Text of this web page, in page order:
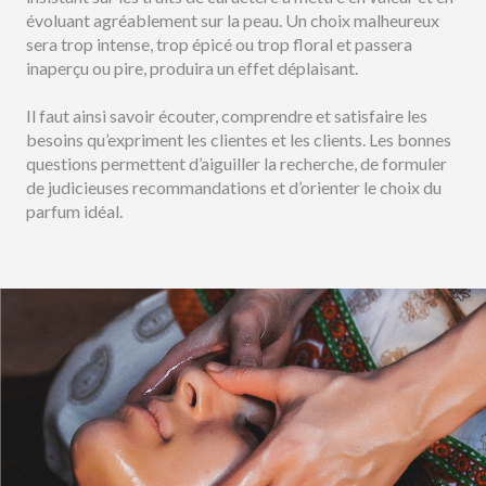
évoluant agréablement sur la peau. Un choix malheureux
sera trop intense, trop épicé ou trop floral et passera
inaperçu ou pire, produira un effet déplaisant.
Il faut ainsi savoir écouter, comprendre et satisfaire les
besoins qu’expriment les clientes et les clients. Les bonnes
questions permettent d’aiguiller la recherche, de formuler
de judicieuses recommandations et d’orienter le choix du
parfum idéal.